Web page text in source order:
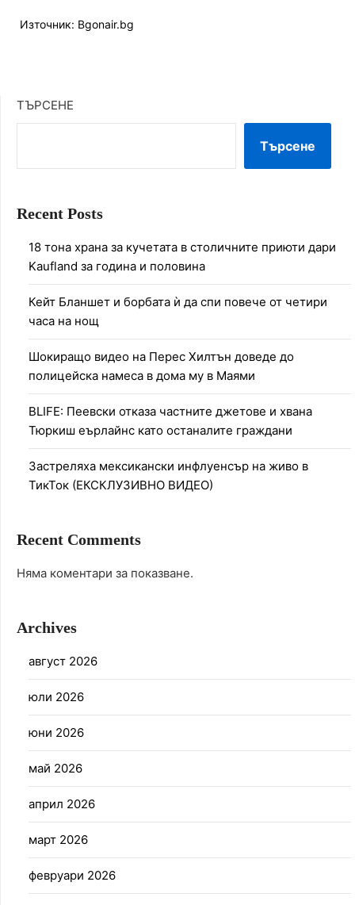
Източник: Bgonair.bg
ТЪРСЕНЕ
Търсене
Recent Posts
18 тона храна за кучетата в столичните приюти дари
Kaufland за година и половина
Кейт Бланшет и борбата ѝ да спи повече от четири
часа на нощ
Шокиращо видео на Перес Хилтън доведе до
полицейска намеса в дома му в Маями
BLIFE: Пеевски отказа частните джетове и хвана
Тюркиш еърлайнс като останалите граждани
Застреляха мексикански инфлуенсър на живо в
ТикТок (ЕКСКЛУЗИВНО ВИДЕО)
Recent Comments
Няма коментари за показване.
Archives
август 2026
юли 2026
юни 2026
май 2026
април 2026
март 2026
февруари 2026